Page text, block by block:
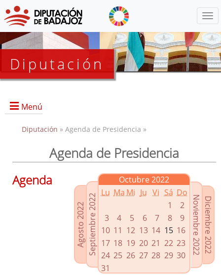
Diputación
Menú
Presidencia
Grupos Políticos
Enlaces relacionados
Agenda de Presidencia
Plenos provinciales y Juntas de gobierno
Oficina de Proyectos Europeos
Diputación » Agenda de Presidencia »
Agenda de Presidencia
Agosto 2022Septiembre 2022
Octubre 2022
Lu Ma Mi Ju Vi Sá Do
1
2
3
4 5 6 7 8
9
10 11 12 13 14 15 16
17 18 19 20 21 22 23
24 25 26 27 28 29 30
31
Diciembre 2022
Noviembre 2022
Agenda